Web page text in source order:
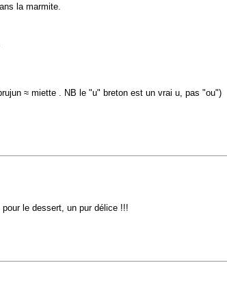
la marmite.
≈ miette . NB le "u" breton est un vrai u, pas "ou")
le dessert, un pur délice !!!